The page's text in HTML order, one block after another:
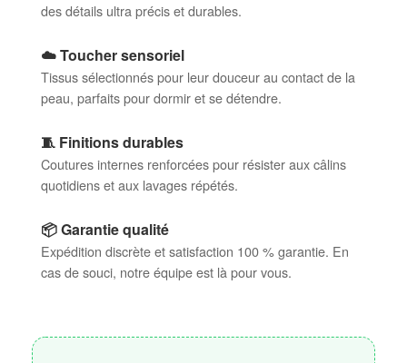
des détails ultra précis et durables.
☁️ Toucher sensoriel
Tissus sélectionnés pour leur douceur au contact de la
peau, parfaits pour dormir et se détendre.
🧵 Finitions durables
Coutures internes renforcées pour résister aux câlins
quotidiens et aux lavages répétés.
📦 Garantie qualité
Expédition discrète et satisfaction 100 % garantie. En
cas de souci, notre équipe est là pour vous.